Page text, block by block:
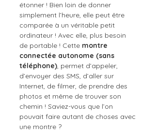
étonner ! Bien loin de donner
simplement l’heure, elle peut être
comparée à un véritable petit
ordinateur ! Avec elle, plus besoin
de portable ! Cette montre
connectée autonome (sans
téléphone), permet d’appeler,
d’envoyer des SMS, d’aller sur
Internet, de filmer, de prendre des
photos et même de trouver son
chemin ! Saviez-vous que l’on
pouvait faire autant de choses avec
une montre ?